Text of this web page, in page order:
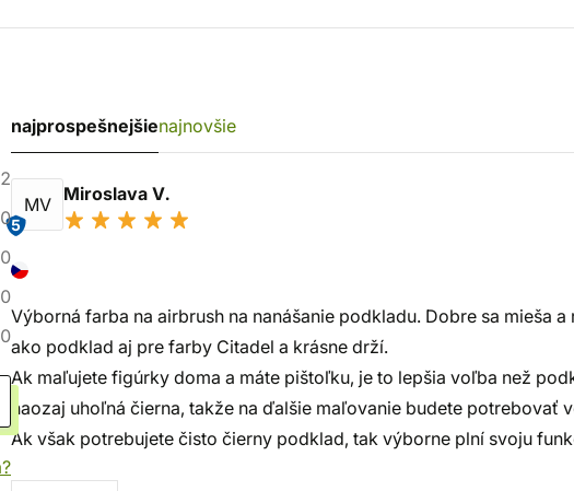
2
0
0
0
0
najprospešnejšienajnovšie
MV
5
Miroslava V.
Výborná farba na airbrush na nanášanie podkladu. Dobre sa mieša
ako podklad aj pre farby Citadel a krásne drží.
Ak maľujete figúrky doma a máte pištoľku, je to lepšia voľba než
naozaj uhoľná čierna, takže na ďalšie maľovanie budete potrebovať
Ak však potrebujete čisto čierny podklad, tak výborne plní svoju